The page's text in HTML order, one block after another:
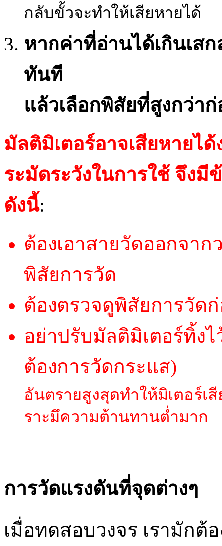
กลับขั้วจะทำให้เสียหายได้
หากค่าที่อ่านได้เกินเส
ทันที
แล้วเลือกพิสัยที่สูงกว่า
มัลติมิเตอร์อาจเสียหายไ
ระมัดระวังในการใช้ จึงมี
ดังนี้:
ต้องเอาสายวัดออกจา
พิสัยการวัด
ต้องตรวจดูพิสัยการวัด
อย่าปรับมัลติมิเตอร์ทิ้ง
ต้องการวัดกระแส)
อันตรายสูงสุดทำให้มิเตอร์เ
ราะมึความต้านทานต่ำมาก
การวัดแรงดันที่จุดต่างๆ
เมื่อทดสอบวงจร เรามักต้